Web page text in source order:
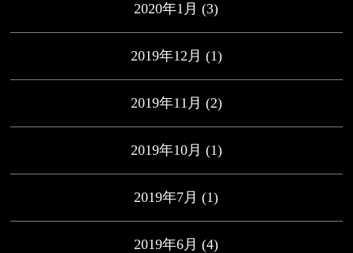
2020年1月 (3)
2019年12月 (1)
2019年11月 (2)
2019年10月 (1)
2019年7月 (1)
2019年6月 (4)